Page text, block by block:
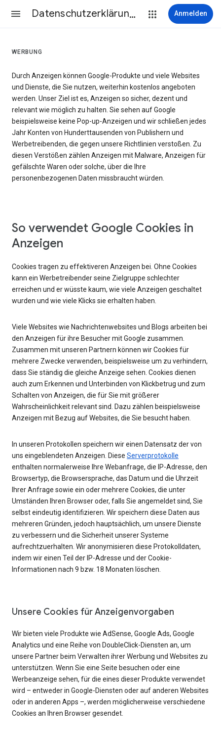
Datenschutzerklärung & Nutzungsbedingungen Anmelden
WERBUNG
Durch Anzeigen können Google-Produkte und viele Websites
und Dienste, die Sie nutzen, weiterhin kostenlos angeboten
werden. Unser Ziel ist es, Anzeigen so sicher, dezent und
relevant wie möglich zu halten. Sie sehen auf Google
beispielsweise keine Pop-up-Anzeigen und wir schließen jedes
Jahr Konten von Hunderttausenden von Publishern und
Werbetreibenden, die gegen unsere Richtlinien verstoßen. Zu
diesen Verstößen zählen Anzeigen mit Malware, Anzeigen für
gefälschte Waren oder solche, über die Ihre
personenbezogenen Daten missbraucht würden.
So verwendet Google Cookies in
Anzeigen
Cookies tragen zu effektiveren Anzeigen bei. Ohne Cookies
kann ein Werbetreibender seine Zielgruppe schlechter
erreichen und er wüsste kaum, wie viele Anzeigen geschaltet
wurden und wie viele Klicks sie erhalten haben.
Viele Websites wie Nachrichtenwebsites und Blogs arbeiten bei
den Anzeigen für ihre Besucher mit Google zusammen.
Zusammen mit unseren Partnern können wir Cookies für
mehrere Zwecke verwenden, beispielsweise um zu verhindern,
dass Sie ständig die gleiche Anzeige sehen. Cookies dienen
auch zum Erkennen und Unterbinden von Klickbetrug und zum
Schalten von Anzeigen, die für Sie mit größerer
Wahrscheinlichkeit relevant sind. Dazu zählen beispielsweise
Anzeigen mit Bezug auf Websites, die Sie besucht haben.
In unseren Protokollen speichern wir einen Datensatz der von
uns eingeblendeten Anzeigen. Diese Serverprotokolle
enthalten normalerweise Ihre Webanfrage, die IP-Adresse, den
Browsertyp, die Browsersprache, das Datum und die Uhrzeit
Ihrer Anfrage sowie ein oder mehrere Cookies, die unter
Umständen Ihren Browser oder, falls Sie angemeldet sind, Sie
selbst eindeutig identifizieren. Wir speichern diese Daten aus
mehreren Gründen, jedoch hauptsächlich, um unsere Dienste
zu verbessern und die Sicherheit unserer Systeme
aufrechtzuerhalten. Wir anonymisieren diese Protokolldaten,
indem wir einen Teil der IP-Adresse und der Cookie-
Informationen nach 9 bzw. 18 Monaten löschen.
Unsere Cookies für Anzeigenvorgaben
Wir bieten viele Produkte wie AdSense, Google Ads, Google
Analytics und eine Reihe von DoubleClick-Diensten an, um
unsere Partner beim Verwalten ihrer Werbung und Websites zu
unterstützen. Wenn Sie eine Seite besuchen oder eine
Werbeanzeige sehen, für die eines dieser Produkte verwendet
wird – entweder in Google-Diensten oder auf anderen Websites
oder in anderen Apps –, werden möglicherweise verschiedene
Cookies an Ihren Browser gesendet.